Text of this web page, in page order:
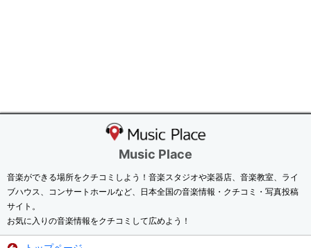
Music Place
音楽ができる場所をクチコミしよう！音楽スタジオや楽器店、音楽教室、ライ
ブハウス、コンサートホールなど、日本全国の音楽情報・クチコミ・写真投稿
サイト。
お気に入りの音楽情報をクチコミして広めよう！